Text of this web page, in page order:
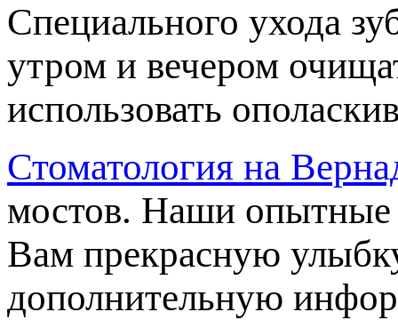
Специального ухода
утром и вечером
использовать
Стоматология на
мостов. Наши опытные
ам прекрасную
дополнительную